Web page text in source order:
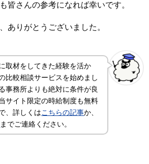
皆さんの参考になれば幸いです。
ありがとうございました。
取材をしてきた経験を活か
比較相談サービスを始めまし
事務所よりも絶対に条件が良
サイト限定の時給制度も無料
、詳しくは こちらの記事か、
までご連絡ください。